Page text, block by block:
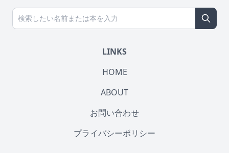
LINKS
HOME
ABOUT
お問い合わせ
プライバシーポリシー